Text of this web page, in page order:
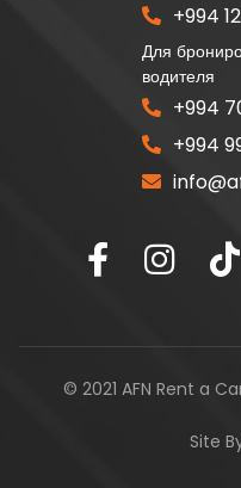
+994
Для
водителя
+994
+994
© 2021 AFN Rent a
Site